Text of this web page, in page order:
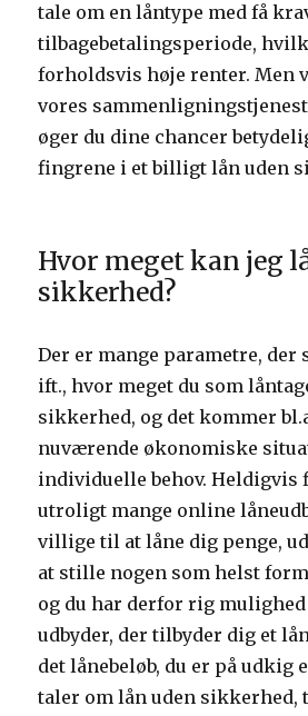
tale om en låntype med få
tilbagebetalingsperiode,
forholdsvis høje renter. Men
vores
øger du dine chancer
fingrene i et billigt lån uden
Hvor meget kan jeg
sikkerhed?
Der er mange parametre,
ift., hvor meget du som
sikkerhed, og det kommer
nuværende økonomiske
individuelle behov. Heldigvis
utroligt mange online
villige til at låne dig penge,
at stille nogen som helst
og du har derfor rig
udbyder, der tilbyder dig et
det lånebeløb, du er på udkig
taler om lån uden sikkerhed,